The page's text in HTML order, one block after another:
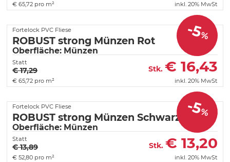
€ 65,72 pro m² inkl. 20% MwSt
-5%
Fortelock PVC Fliese
ROBUST strong Münzen Rot
Oberfläche: Münzen
Statt
€ 17,29 Stk. € 16,43
€ 65,72 pro m² inkl. 20% MwSt
-5%
Fortelock PVC Fliese
ROBUST strong Münzen Schwarz
Oberfläche: Münzen
Statt
€ 13,89 Stk. € 13,20
€ 52,80 pro m² inkl. 20% MwSt